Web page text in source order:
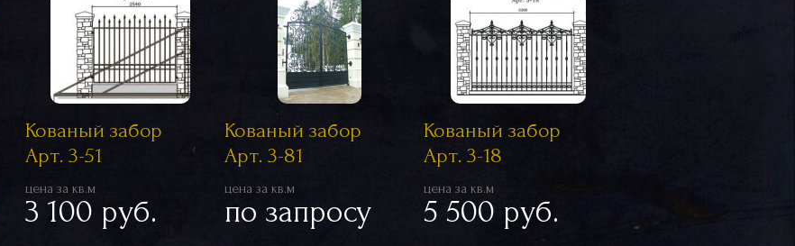
Кованый забор
Арт. 3-51
цена за кв.м
3 100 руб.
Кованый забор
Арт. 3-81
цена за кв.м
по запросу
Кованый забор
Арт. 3-18
цена за кв.м
5 500 руб.